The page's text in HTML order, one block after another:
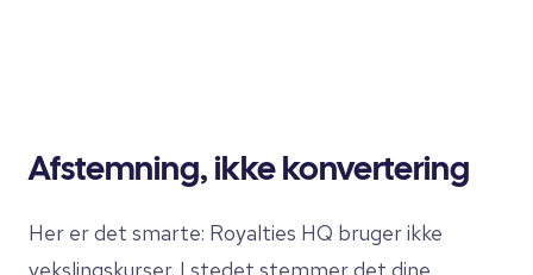
Afstemning, ikke konvertering
Her er det smarte: Royalties HQ bruger ikke